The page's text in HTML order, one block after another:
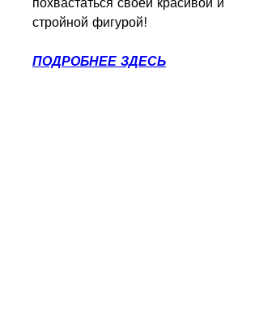
стройной фигурой!
ПОДРОБНЕЕ ЗДЕСЬ